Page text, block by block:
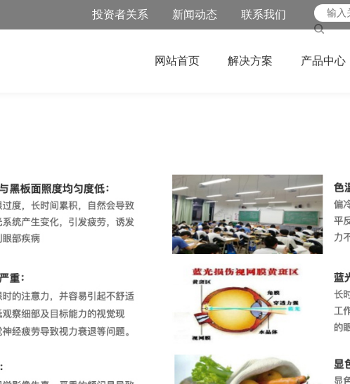
投资者关系 新闻动态 联系我们
网站首页 解决方案 产品中心